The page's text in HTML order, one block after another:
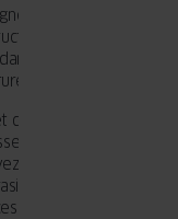
les
(par exemple, le
les coins et recoins
mobiles.
débris accumulés
du dormant : une
ensuite les profilés
ni solvant, qui
: des résidus